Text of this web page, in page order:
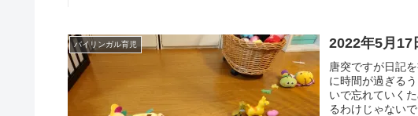
バイリンガル育児 2022年5月17
唐突ですが日記
に時間が過ぎる
いで忘れていく
るわけじゃない